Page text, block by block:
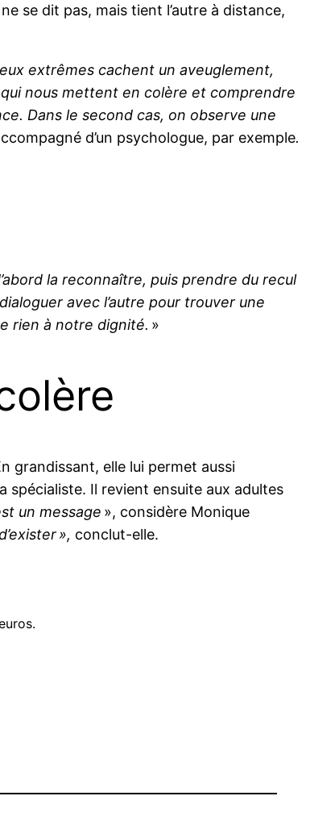
se dit pas, mais tient l’autre à distance,
extrêmes cachent un aveuglement,
nous mettent en colère et comprendre
Dans le second cas, on observe une
d’un psychologue, par exemple.
la reconnaître, puis prendre du recul
avec l’autre pour trouver une
rien à notre dignité. »
grandissant, elle lui permet aussi
spécialiste. Il revient ensuite aux adultes
un message », considère Monique
», conclut-elle.